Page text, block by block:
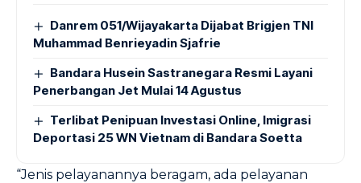
Danrem 051/Wijayakarta Dijabat Brigjen TNI
Muhammad Benrieyadin Sjafrie
Bandara Husein Sastranegara Resmi Layani
Penerbangan Jet Mulai 14 Agustus
Terlibat Penipuan Investasi Online, Imigrasi
Deportasi 25 WN Vietnam di Bandara Soetta
“Jenis pelayanannya beragam, ada pelayanan